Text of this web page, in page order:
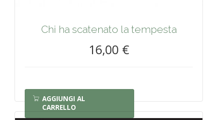
Chi ha scatenato la tempesta
16,00 €
AGGIUNGI AL
CARRELLO